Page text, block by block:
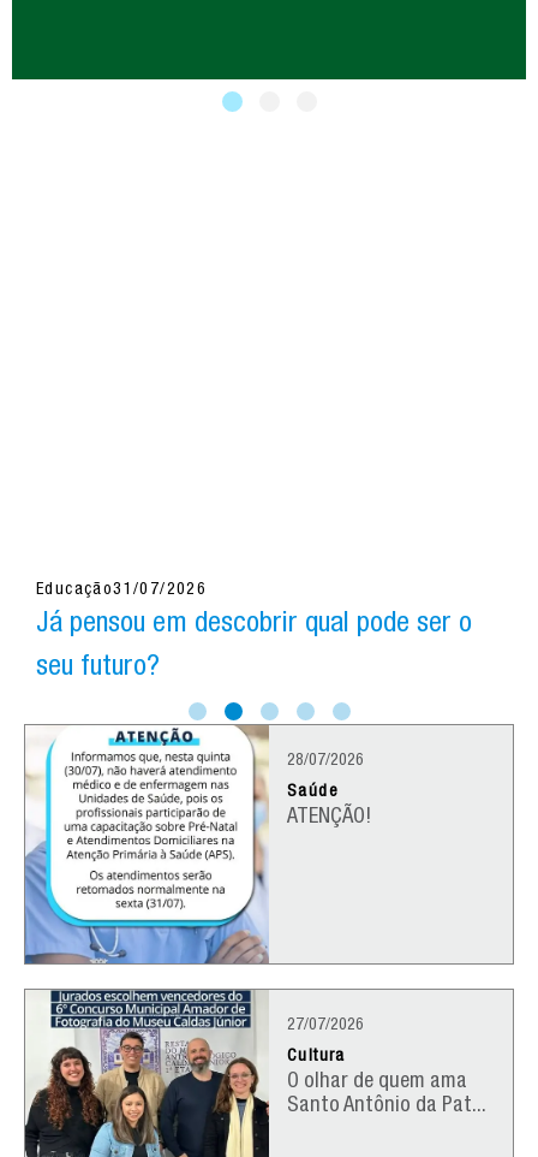
Educação31/07/2026
Já pensou em descobrir qual pode ser o
seu futuro?
28/07/2026
Saúde
ATENÇÃO!
27/07/2026
Cultura
O olhar de quem ama
Santo Antônio da Pat...